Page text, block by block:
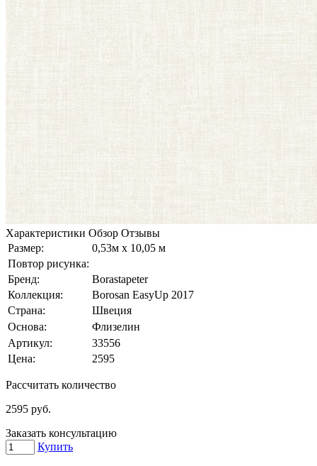
Характеристики Обзор Отзывы
Размер:
0,53м x 10,05 м
Повтор рисунка:
Бренд:
Borastapeter
Коллекция:
Borosan EasyUp 2017
Страна:
Швеция
Основа:
Флизелин
Артикул:
33556
Цена:
2595
Рассчитать количество
2595 руб.
Заказать консультацию
Купить